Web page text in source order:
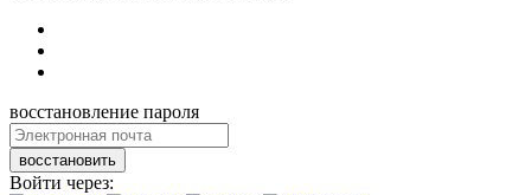
восстановление пароля
восстановить
Войти через: